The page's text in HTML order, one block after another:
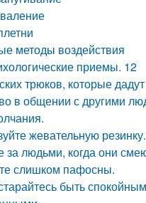
методы воздействия
приемы. 12
трюков, которые
в общении с другими
жевательную резинку.
за людьми, когда они
слишком пафосны.
быть